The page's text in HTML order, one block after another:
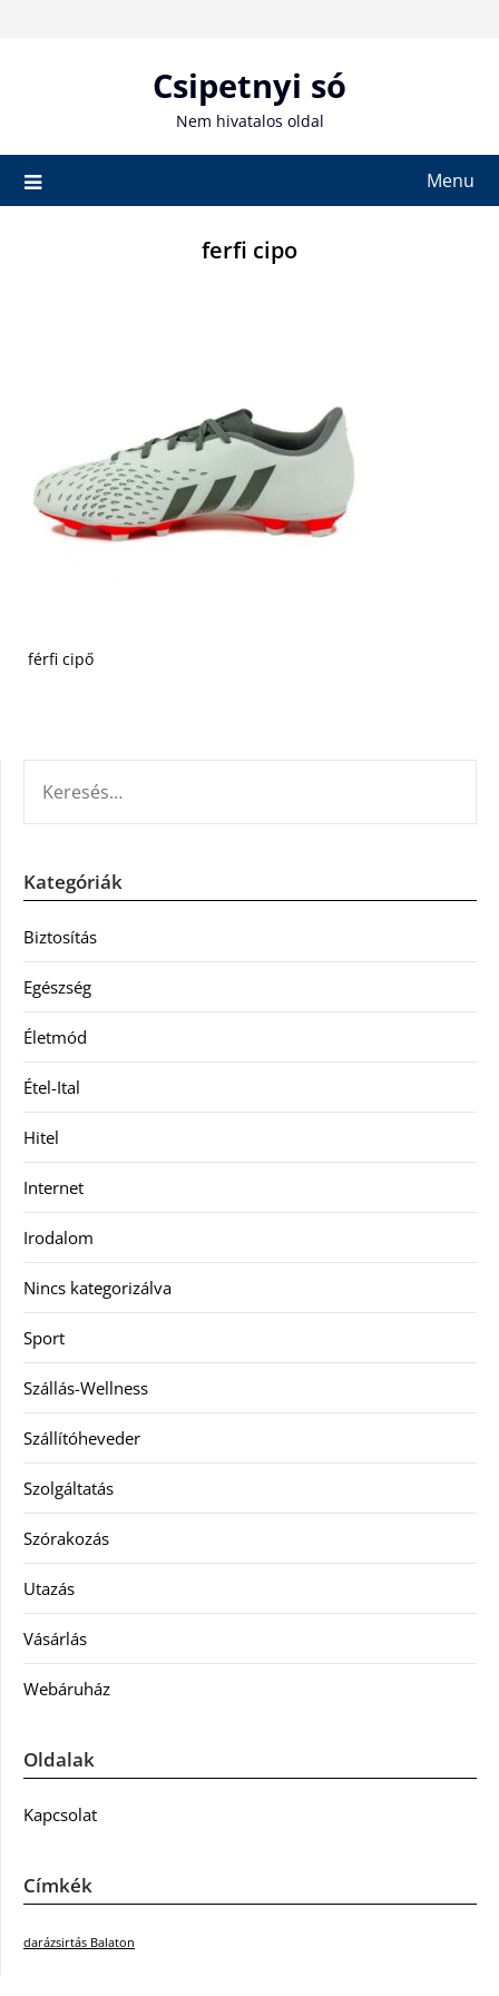
Csipetnyi só
Nem hivatalos oldal
Menu
ferfi cipo
férfi cipő
Kategóriák
Biztosítás
Egészség
Életmód
Étel-Ital
Hitel
Internet
Irodalom
Nincs kategorizálva
Sport
Szállás-Wellness
Szállítóheveder
Szolgáltatás
Szórakozás
Utazás
Vásárlás
Webáruház
Oldalak
Kapcsolat
Címkék
darázsirtás Balaton